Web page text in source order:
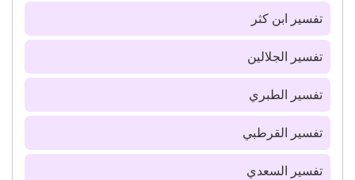
تفسير ابن كثر
تفسير الجلالين
تفسير الطبري
تفسير القرطبي
تفسير السعدي